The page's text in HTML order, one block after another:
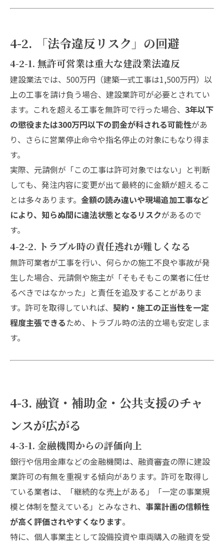
4-2. 「法令違反リスク」の回避
4-2-1. 無許可営業は重大な建設業法違反
建設業法では、500万円（建築一式工事は1,500万円）以
上の工事を請け負う場合、建設業許可が必要とされてい
ます。これを超える工事を無許可で行った場合、 3年以下
の懲役または300万円以下の罰金が科される可能性があ
り、さらに営業停止命令や指名停止の対象にもなり得ま
す。
実際、元請側が「この工事は許可対象ではない」と判断
しても、発注内容に変更が出て最終的に金額が超えるこ
とは多々あります。 金額の読み違いや現場追加工事など
により、知らぬ間に違法状態となるリスクがあるので
す。
4-2-2. トラブル時の責任逃れが難しくなる
無許可業者が工事を行い、何らかの施工不良や事故が発
生した場合、元請側や施主が「そもそもこの業者に任せ
るべきではなかった」と責任を追及することがありま
す。許可を取得していれば、 契約・施工の正当性を一定
程度主張できるため、トラブル時の法的立場も安定しま
す。
4-3. 融資・補助金・公共支援のチャ
ンスが広がる
4-3-1. 金融機関からの評価向上
銀行や信用金庫などの金融機関は、融資審査の際に建設
業許可の有無を重視する傾向があります。許可を取得し
ている業者は、「継続的な売上がある」「一定の事業規
模と体制を整えている」とみなされ、 事業計画の信頼性
が高く評価されやすくなります。
特に、個人事業主として設備投資や車両購入の融資を受